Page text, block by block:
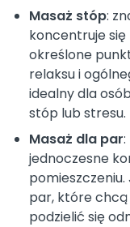
Masaż stóp:
koncentruje się
określone
relaksu i
idealny dla
stóp lub stresu.
Masaż dla par
jednoczesne
par, które chcą
podzielić się